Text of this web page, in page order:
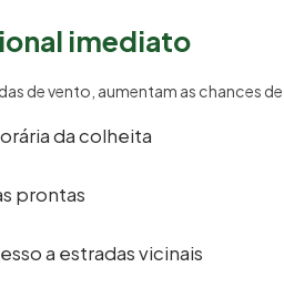
imediato
de vento, aumentam as chances
da colheita
prontas
a estradas vicinais